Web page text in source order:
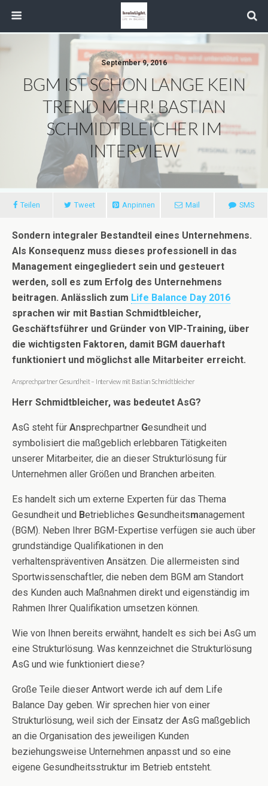
September 9, 2016
BGM IST SCHON LANGE KEIN
TREND MEHR! BASTIAN
SCHMIDTBLEICHER IM
INTERVIEW
Teilen Tweet Anpinnen Mail SMS
Sondern integraler Bestandteil eines Unternehmens.
Als Konsequenz muss dieses professionell in das
Management eingegliedert sein und gesteuert
werden, soll es zum Erfolg des Unternehmens
beitragen. Anlässlich zum Life Balance Day 2016
sprachen wir mit Bastian Schmidtbleicher,
Geschäftsführer und Gründer von VIP-Training, über
die wichtigsten Faktoren, damit BGM dauerhaft
funktioniert und möglichst alle Mitarbeiter erreicht.
Ansprechpartner Gesundheit – Interview mit Bastian Schmidtbleicher
Herr Schmidtbleicher, was bedeutet AsG?
AsG steht für Ansprechpartner Gesundheit und
symbolisiert die maßgeblich erlebbaren Tätigkeiten
unserer Mitarbeiter, die an dieser Strukturlösung für
Unternehmen aller Größen und Branchen arbeiten.
Es handelt sich um externe Experten für das Thema
Gesundheit und Betriebliches Gesundheitsmanagement
(BGM). Neben Ihrer BGM-Expertise verfügen sie auch über
grundständige Qualifikationen in den
verhaltenspräventiven Ansätzen. Die allermeisten sind
Sportwissenschaftler, die neben dem BGM am Standort
des Kunden auch Maßnahmen direkt und eigenständig im
Rahmen Ihrer Qualifikation umsetzen können.
Wie von Ihnen bereits erwähnt, handelt es sich bei AsG um
eine Strukturlösung. Was kennzeichnet die Strukturlösung
AsG und wie funktioniert diese?
Große Teile dieser Antwort werde ich auf dem Life
Balance Day geben. Wir sprechen hier von einer
Strukturlösung, weil sich der Einsatz der AsG maßgeblich
an die Organisation des jeweiligen Kunden
beziehungsweise Unternehmen anpasst und so eine
eigene Gesundheitsstruktur im Betrieb entsteht.